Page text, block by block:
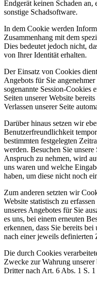
Endgerät keinen Schaden
sonstige Schadsoftware.
In dem Cookie werden
Zusammenhang mit dem
Dies bedeutet jedoch nicht,
von Ihrer Identität erhalten.
Der Einsatz von Cookies
Angebots für Sie
sogenannte Session-Cookies
Seiten unserer Website
Verlassen unserer Seite
Darüber hinaus setzen wir
Benutzerfreundlichkeit
bestimmten festgelegten
werden. Besuchen Sie
Anspruch zu nehmen, wird
uns waren und welche
haben, um diese nicht noch
Zum anderen setzten wir
Website statistisch zu
unseres Angebotes für Sie
es uns, bei einem erneuten
erkennen, dass Sie bereits
nach einer jeweils definierten
Die durch Cookies
Zwecke zur Wahrung
Dritter nach Art. 6 Abs. 1 S.